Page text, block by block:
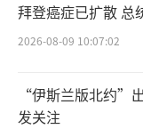
拜登癌症已扩散 总
2026-08-09 10:07:02
“伊斯兰版北约”
发关注